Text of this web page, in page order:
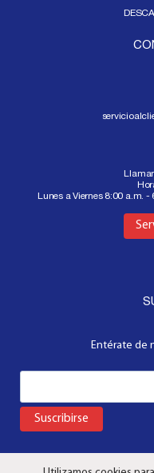
Lunes a Viernes 8:00 a.m.
Entérate de
Suscribirse